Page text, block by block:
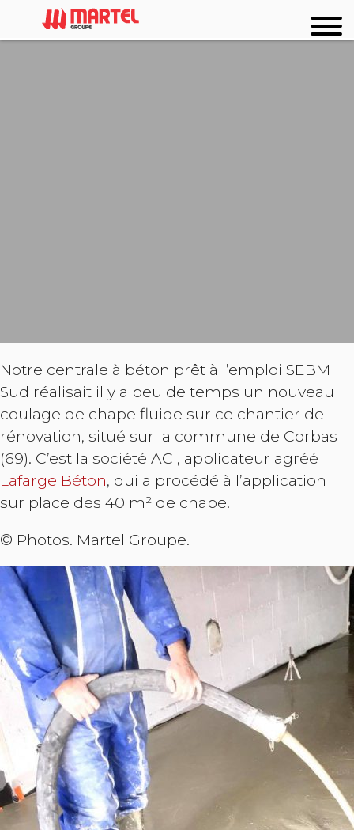
Notre centrale à béton prêt à l’emploi SEBM
Sud réalisait il y a peu de temps un nouveau
coulage de chape fluide sur ce chantier de
rénovation, situé sur la commune de Corbas
(69). C’est la société ACI, applicateur agréé
Lafarge Béton, qui a procédé à l’application
sur place des 40 m² de chape.
© Photos. Martel Groupe.